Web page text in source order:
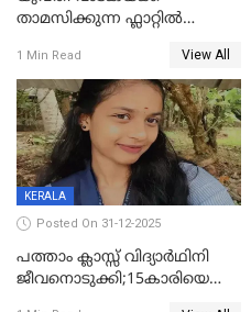
താമസിക്കുന്ന ഫ്ലാറ്റില്‍
സംഭവം കൈതപ്പൊയിലില്‍
1 Min Read View All
KERALA
Posted On 31-12-2025
പത്താം ക്ലാസ്സ് വിദ്യാര്‍ഥിനി
ജീവനൊടുക്കി;15കാരിയെ